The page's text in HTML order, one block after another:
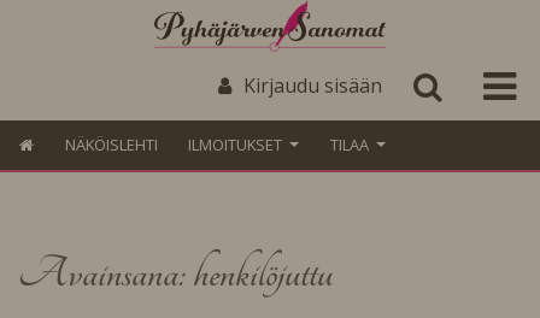
Kirjaudu sisään
NÄKÖISLEHTI ILMOITUKSET TILAA
Avainsana: henkilöjuttu